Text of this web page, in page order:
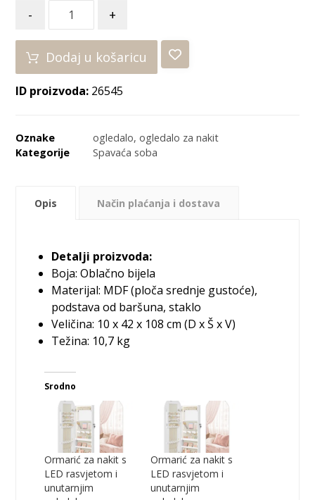
- +
Dodaj u košaricu
ID proizvoda: 26545
Oznake ogledalo,ogledalo za nakit
Kategorije
Spavaća soba
Opis Način plaćanja i dostava
Detalji proizvoda:
Boja: Oblačno bijela
Materijal: MDF (ploča srednje gustoće),
podstava od baršuna, staklo
Veličina: 10 x 42 x 108 cm (D x Š x V)
Težina: 10,7 kg
Srodno
Ormarić za nakit s
LED rasvjetom i
unutarnjim
Ormarić za nakit s
LED rasvjetom i
unutarnjim